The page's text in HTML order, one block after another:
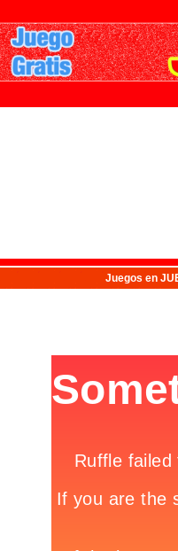
Juegos en